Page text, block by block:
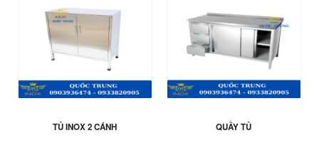
TỦ INOX 2 CÁNH QUẦY TỦ